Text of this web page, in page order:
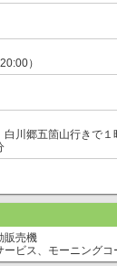
）
川郷五箇山行きで
販売機
ビス、モーニングコ